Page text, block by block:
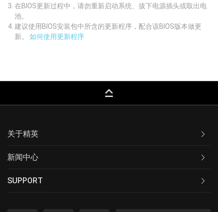
在BIOS更新过程中，请勿重新启动系统、拔下电源插头或取出电
池。
建议使用BIOS安装包中所含的更新程序，配合该BIOS版本做更
新。 如何使用更新程序
keyboard_capslock
关于精英
新闻中心
SUPPORT